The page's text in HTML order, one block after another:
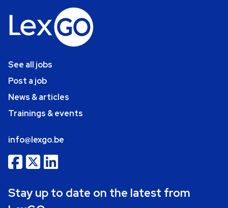
See all jobs
Post a job
News & articles
Trainings & events
info@lexgo.be
Stay up to date on the latest from